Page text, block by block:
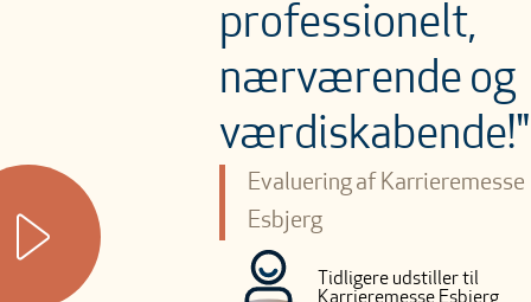
professionelt,
nærværende og
værdiskabende!"
Evaluering af Karrieremesse
Esbjerg
Tidligere udstiller til